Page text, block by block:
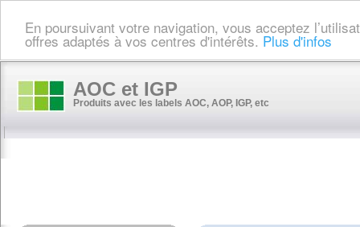
En poursuivant votre navigation, vous acceptez
offres adaptés à vos centres d'intérêts. Plus d'infos
AOC et IGP
Produits avec les labels AOC, AOP, IGP, etc